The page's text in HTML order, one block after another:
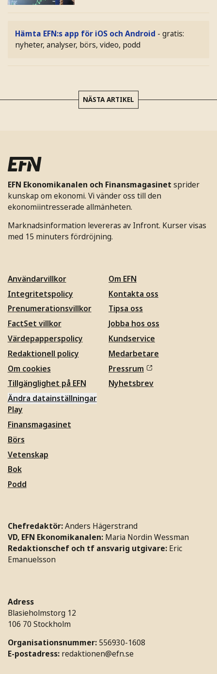
Hämta EFN:s app för iOS och Android - gratis:
nyheter, analyser, börs, video, podd
NÄSTA ARTIKEL
EFN Ekonomikanalen och Finansmagasinet sprider
kunskap om ekonomi. Vi vänder oss till den
ekonomiintresserade allmänheten.
Marknadsinformation levereras av Infront. Kurser visas
med 15 minuters fördröjning.
Användarvillkor
Integritetspolicy
Prenumerationsvillkor
FactSet villkor
Värdepapperspolicy
Redaktionell policy
Om cookies
Tillgänglighet på EFN
Ändra datainställningar
Om EFN
Kontakta oss
Tipsa oss
Jobba hos oss
Kundservice
Medarbetare
Pressrum
Nyhetsbrev
Play
Finansmagasinet
Börs
Vetenskap
Bok
Podd
Chefredaktör:Anders Hägerstrand
VD, EFN Ekonomikanalen: Maria Nordin Wessman
Redaktionschef och tf ansvarig utgivare: Eric
Emanuelsson
Adress
Blasieholmstorg 12
106 70 Stockholm
Organisationsnummer: 556930-1608
E-postadress: redaktionen@efn.se